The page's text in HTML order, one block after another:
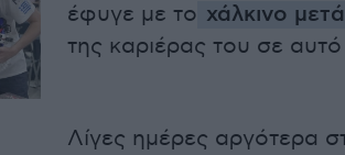
έφυγε με το χάλκινο
της καριέρας του σε
Λίγες ημέρες αργότερα